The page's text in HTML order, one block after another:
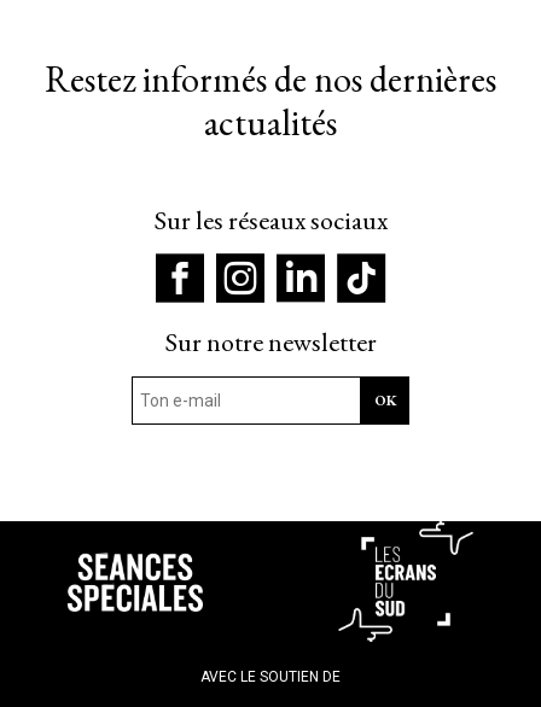
Restez informés de nos dernières
actualités
Sur les réseaux sociaux
Sur notre newsletter
AVEC LE SOUTIEN DE